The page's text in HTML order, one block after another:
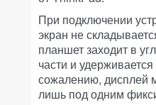
При подключении
экран не
планшет заходит в
части и
сожалению, дисплей
лишь под одним